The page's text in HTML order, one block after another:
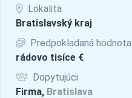
Lokalita
Bratislavský kraj
Predpokladaná hodnota
rádovo tisíce €
Dopytujúci
Firma, Bratislava